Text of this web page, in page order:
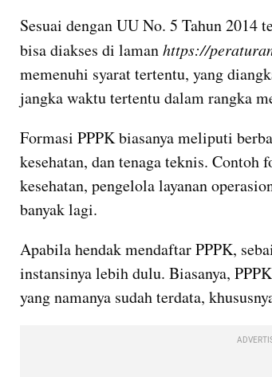
Sesuai dengan UU No. 5 Tahun 2014
bisa diakses di laman https://
memenuhi syarat tertentu, yang
jangka waktu tertentu dalam rangka
Formasi PPPK biasanya meliputi
kesehatan, dan tenaga teknis. Contoh
kesehatan, pengelola layanan
banyak lagi.
Apabila hendak mendaftar PPPK,
instansinya lebih dulu. Biasanya,
yang namanya sudah terdata,